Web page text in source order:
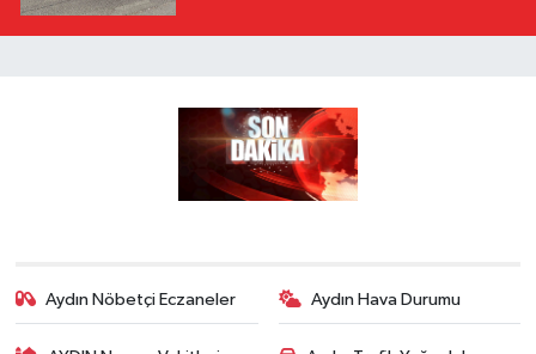
Aydın Nöbetçi Eczaneler Aydın Hava Durumu